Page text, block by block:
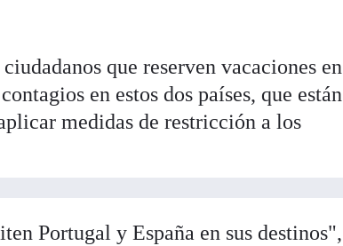
que reserven vacaciones en
en estos dos países, que están
medidas de restricción a los
Portugal y España en sus destinos",